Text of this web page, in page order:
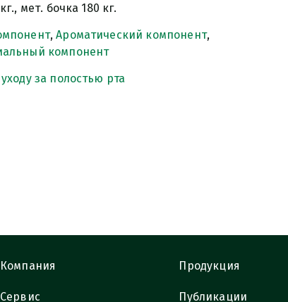
мет. бочка 180 кг.
,Ароматический компонент,
компонент
за полостью рта
Компания Продукция
Сервис Публикации